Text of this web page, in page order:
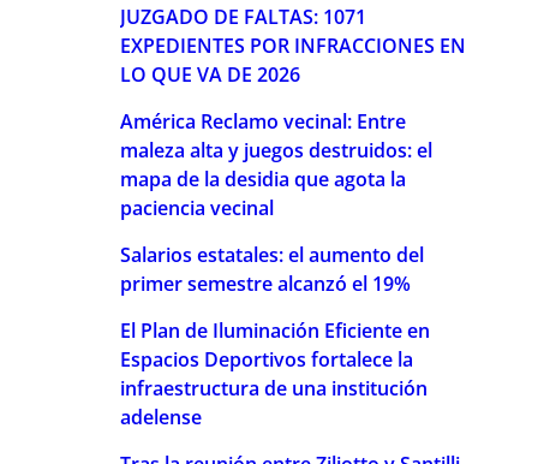
JUZGADO DE FALTAS: 1071
EXPEDIENTES POR INFRACCIONES EN
LO QUE VA DE 2026
América Reclamo vecinal: Entre
maleza alta y juegos destruidos: el
mapa de la desidia que agota la
paciencia vecinal
Salarios estatales: el aumento del
primer semestre alcanzó el 19%
El Plan de Iluminación Eficiente en
Espacios Deportivos fortalece la
infraestructura de una institución
adelense